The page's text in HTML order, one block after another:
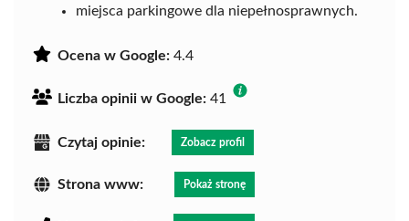
miejsca parkingowe dla niepełnosprawnych.
Ocena w Google: 4.4
Liczba opinii w Google: 41
Czytaj opinie: Zobacz profil
Strona www: Pokaż stronę